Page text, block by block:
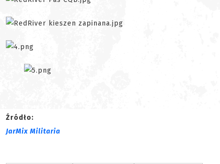
Źródło:
JarMix Militaria